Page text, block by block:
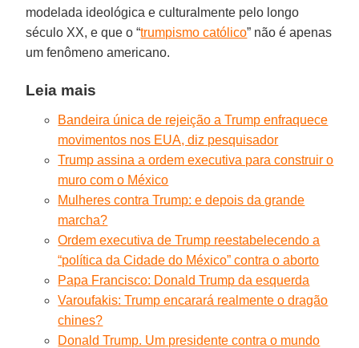
modelada ideológica e culturalmente pelo longo
século XX, e que o “trumpismo católico” não é apenas
um fenômeno americano.
Leia mais
Bandeira única de rejeição a Trump enfraquece
movimentos nos EUA, diz pesquisador
Trump assina a ordem executiva para construir o
muro com o México
Mulheres contra Trump: e depois da grande
marcha?
Ordem executiva de Trump reestabelecendo a
“política da Cidade do México” contra o aborto
Papa Francisco: Donald Trump da esquerda
Varoufakis: Trump encarará realmente o dragão
chines?
Donald Trump. Um presidente contra o mundo